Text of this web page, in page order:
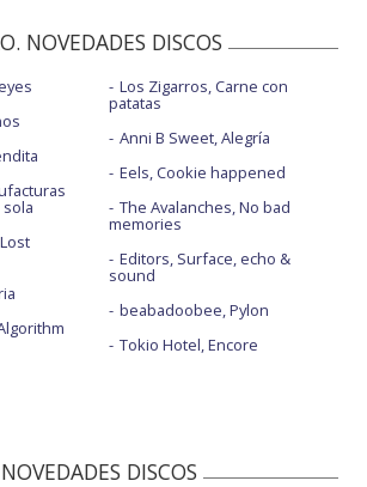
NOVEDADES DISCOS
Los Zigarros, Carne con
patatas
Anni B Sweet, Alegría
Eels, Cookie happened
The Avalanches, No bad
memories
Editors, Surface, echo &
sound
beabadoobee, Pylon
Tokio Hotel, Encore
NOVEDADES DISCOS